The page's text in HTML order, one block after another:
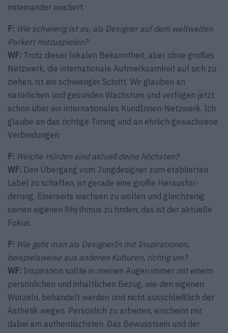
miteinander existiert.
F: Wie schwierig ist es, als Designer auf dem weltweiten
Parkett mitzuspielen?
WF: Trotz dieser lokalen Bekanntheit, aber ohne großes
Netzwerk, die internationale Aufmerksamkeit auf sich zu
ziehen, ist ein schwieriger Schritt. Wir glauben an
natürlichen und gesunden Wachstum und verfügen jetzt
schon über ein internationales KundInnen-Netzwerk. Ich
glaube an das richtige Timing und an ehrlich gewachsene
Verbindungen.
F: Welche Hürden sind aktuell deine höchsten?
WF: Den Übergang vom Jungdesigner zum etablierten
Label zu schaffen, ist gerade eine große Herausfor­
derung. Einerseits wachsen zu wollen und gleichzeitig
seinen eigenen Rhythmus zu finden, das ist der aktuelle
Fokus.
F: Wie geht man als DesignerIn mit Inspirationen,
beispielsweise aus anderen Kulturen, richtig um?
WF: Inspiration sollte in meinen Augen immer mit einem
persönlichen und inhaltlichen Bezug, wie den eigenen
Wurzeln, behandelt werden und nicht ausschließlich der
Ästhetik wegen. Persönlich zu arbeiten, erscheint mir
dabei am authentischsten. Das Bewusstsein und der